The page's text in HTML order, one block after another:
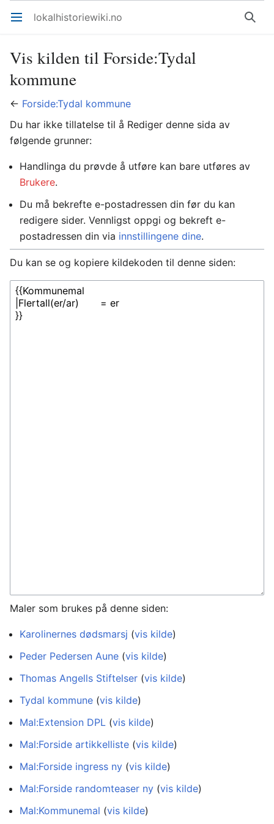
Åpne hovedmenyen lokalhistoriewiki.no Søk
Vis kilden til Forside:Tydal
kommune
← Forside:Tydal kommune
Du har ikke tillatelse til å Rediger denne sida av
følgende grunner:
Handlinga du prøvde å utføre kan bare utføres av
Brukere.
Du må bekrefte e-postadressen din før du kan
redigere sider. Vennligst oppgi og bekreft e-
postadressen din via innstillingene dine.
Du kan se og kopiere kildekoden til denne siden:
Maler som brukes på denne siden:
Karolinernes dødsmarsj (vis kilde)
Peder Pedersen Aune (vis kilde)
Thomas Angells Stiftelser (vis kilde)
Tydal kommune (vis kilde)
Mal:Extension DPL (vis kilde)
Mal:Forside artikkelliste (vis kilde)
Mal:Forside ingress ny (vis kilde)
Mal:Forside randomteaser ny (vis kilde)
Mal:Kommunemal (vis kilde)